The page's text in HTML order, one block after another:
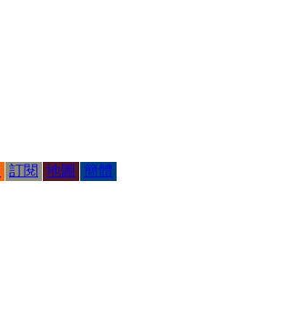
訂閱 地圖 簡體